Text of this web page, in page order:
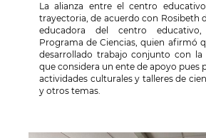
La alianza entre el centro
trayectoria, de acuerdo con Rosibeth
educadora del centro educativo,
Programa de Ciencias, quien afirmó
desarrollado trabajo conjunto con la
que considera un ente de apoyo pues
actividades culturales y talleres de
y otros temas.